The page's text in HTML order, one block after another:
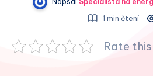
1 min čtení
Rate